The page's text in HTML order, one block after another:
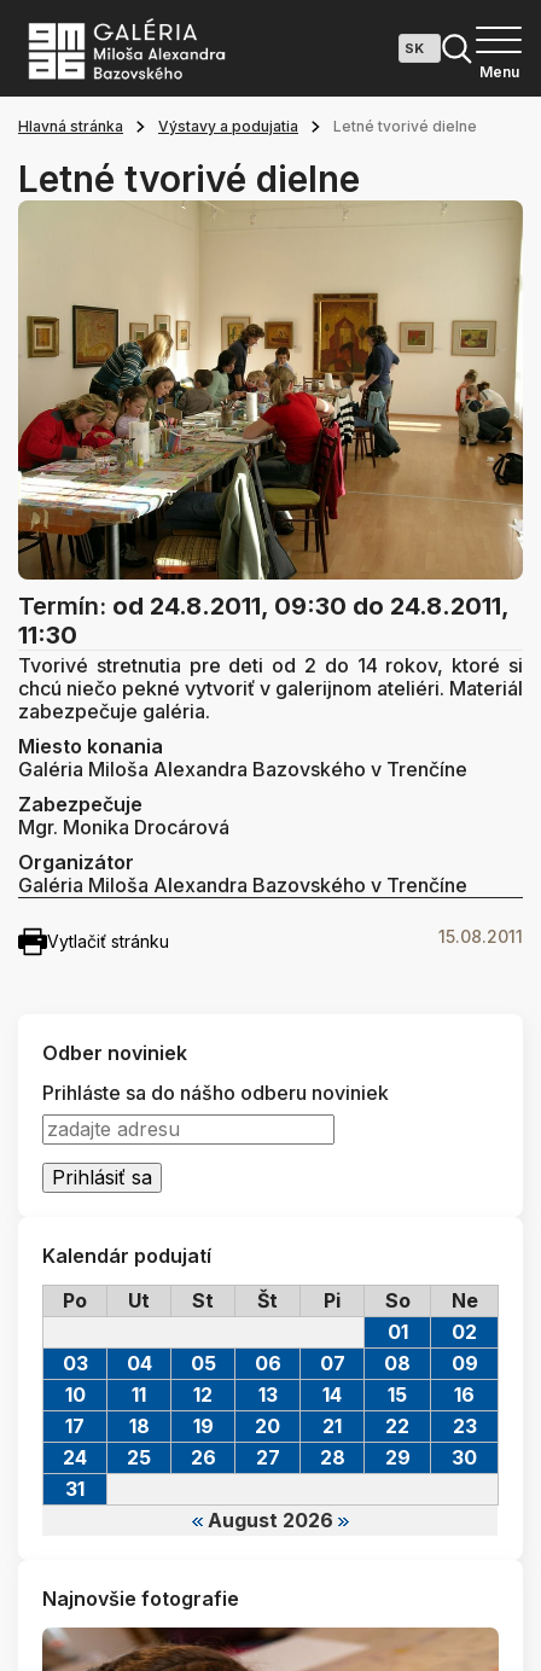
Menu
Hlavná stránka Výstavy a podujatia Letné tvorivé dielne
Letné tvorivé dielne
Termín: od 24.8.2011, 09:30 do 24.8.2011,
11:30
Tvorivé stretnutia pre deti od 2 do 14 rokov, ktoré si
chcú niečo pekné vytvoriť v galerijnom ateliéri. Materiál
zabezpečuje galéria.
Miesto konania
Galéria Miloša Alexandra Bazovského v Trenčíne
Zabezpečuje
Mgr. Monika Drocárová
Organizátor
Galéria Miloša Alexandra Bazovského v Trenčíne
Vytlačiť stránku 15.08.2011
Odber noviniek
Prihláste sa do nášho odberu noviniek
Kalendár podujatí
Po
Ut St Št Pi So Ne
August 2026
01
02
03
04 05 06 07 08
09
10
11 12 13 14 15
16
17
18 19 20 21 22
23
24
25 26 27 28 29
30
31
Najnovšie fotografie